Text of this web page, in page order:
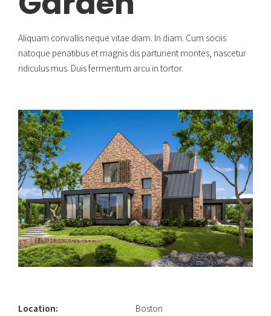
Aliquam convallis neque vitae diam. In diam. Cum sociis
natoque penatibus et magnis dis parturient montes, nascetur
ridiculus mus. Duis fermentum arcu in tortor.
Location:
Boston